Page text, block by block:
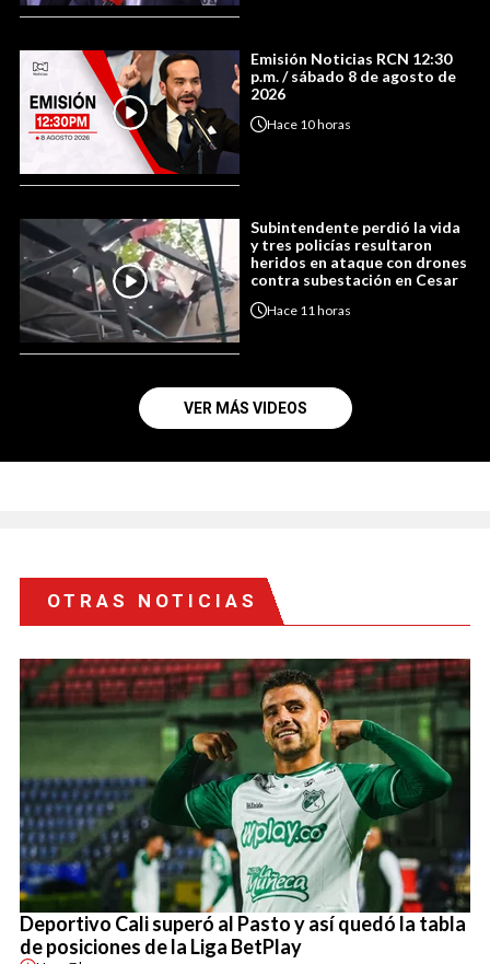
Emisión Noticias RCN 12:30
p.m. / sábado 8 de agosto de
2026
Hace 10 horas
Subintendente perdió la vida
y tres policías resultaron
heridos en ataque con drones
contra subestación en Cesar
Hace 11 horas
VER MÁS VIDEOS
OTRAS NOTICIAS
Deportivo Cali superó al Pasto y así quedó la tabla
de posiciones de la Liga BetPlay